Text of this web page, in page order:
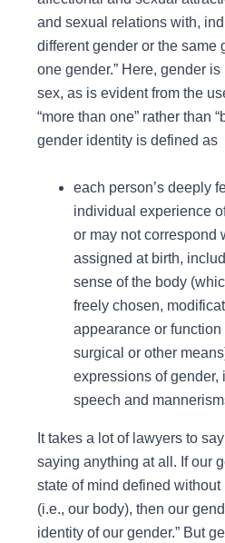
and sexual relations with,
different gender or the same
one gender.” Here, gender
sex, as is evident from the
“more than one” rather than
gender identity is defined as
each person’s deeply
individual experience
or may not correspond
assigned at birth,
sense of the body
freely chosen,
appearance or function
surgical or other
expressions of gender,
speech and
It takes a lot of lawyers to
saying anything at all. If our
state of mind defined without
(i.e., our body), then our
identity of our gender.” But